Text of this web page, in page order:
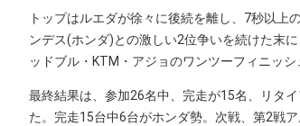
トップはルエダが徐々に後続を離し、7秒以
ンデス(ホンダ)との激しい2位争いを続けた末
ッドブル・KTM・アジョのワンツーフィニッ
最終結果は、参加26名中、完走が15名、リタ
た。完走15台中6台がホンダ勢。次戦、第2戦